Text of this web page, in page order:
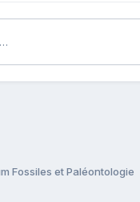
Fossiles et Paléontologie